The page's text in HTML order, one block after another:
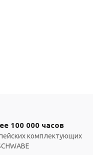
100 000 часов
комплектующих